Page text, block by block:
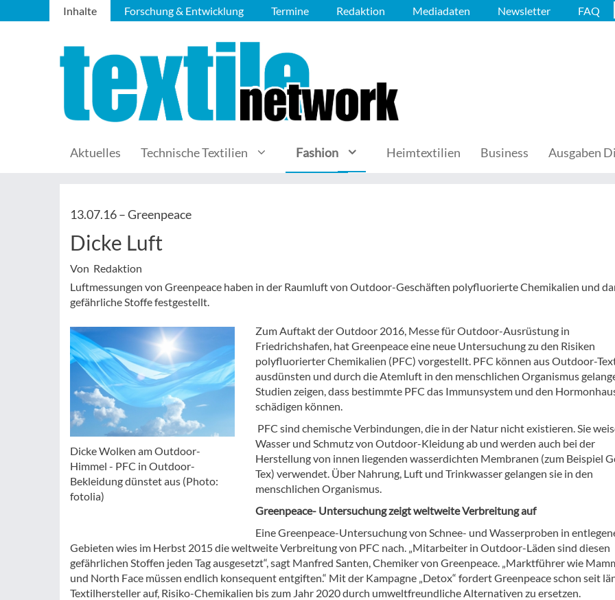
Inhalte Forschung & Entwicklung Termine Redaktion Mediadaten Newsletter FAQ
Aktuelles Technische Textilien Fashion Heimtextilien Business Ausgaben
13.07.16 –Greenpeace
Dicke Luft
Von Redaktion
Luftmessungen von Greenpeace haben in der Raumluft von Outdoor-Geschäften polyfluorierte Chemikalien und
gefährliche Stoffe festgestellt.
Dicke Wolken am Outdoor-
Himmel - PFC in Outdoor-
Bekleidung dünstet aus (Photo:
fotolia)
Zum Auftakt der Outdoor 2016, Messe für Outdoor-Ausrüstung in
Friedrichshafen, hat Greenpeace eine neue Untersuchung zu den Risiken
polyfluorierter Chemikalien (PFC) vorgestellt. PFC können aus Outdoor-
ausdünsten und durch die Atemluft in den menschlichen Organismus
Studien zeigen, dass bestimmte PFC das Immunsystem und den
schädigen können.
PFC sind chemische Verbindungen, die in der Natur nicht existieren. Sie
Wasser und Schmutz von Outdoor-Kleidung ab und werden auch bei der
Herstellung von innen liegenden wasserdichten Membranen (zum Beispiel
Tex) verwendet. Über Nahrung, Luft und Trinkwasser gelangen sie in den
menschlichen Organismus.
Greenpeace- Untersuchung zeigt weltweite Verbreitung auf
Eine Greenpeace-Untersuchung von Schnee- und Wasserproben in
Gebieten wies im Herbst 2015 die weltweite Verbreitung von PFC nach. „Mitarbeiter in Outdoor-Läden sind diesen
gefährlichen Stoffen jeden Tag ausgesetzt“, sagt Manfred Santen, Chemiker von Greenpeace. „Marktführer wie
und North Face müssen endlich konsequent entgiften.“ Mit der Kampagne „Detox“ fordert Greenpeace schon seit
Textilhersteller auf, Risiko-Chemikalien bis zum Jahr 2020 durch umweltfreundliche Alternativen zu ersetzen.